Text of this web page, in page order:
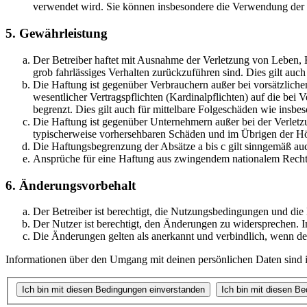
verwendet wird. Sie können insbesondere die Verwendung
5. Gewährleistung
Der Betreiber haftet mit Ausnahme der Verletzung von
grob fahrlässiges Verhalten zurückzuführen sind. Dies gilt
Die Haftung ist gegenüber Verbrauchern außer bei
wesentlicher Vertragspflichten (Kardinalpflichten) auf die bei
begrenzt. Dies gilt auch für mittelbare Folgeschäden wie
Die Haftung ist gegenüber Unternehmern außer bei der
typischerweise vorhersehbaren Schäden und im Übrigen der
Die Haftungsbegrenzung der Absätze a bis c gilt sinngemäß
Ansprüche für eine Haftung aus zwingendem nationalem
6. Änderungsvorbehalt
Der Betreiber ist berechtigt, die Nutzungsbedingungen und
Der Nutzer ist berechtigt, den Änderungen zu widersprechen.
Die Änderungen gelten als anerkannt und verbindlich, wenn
Informationen über den Umgang mit deinen persönlichen Daten